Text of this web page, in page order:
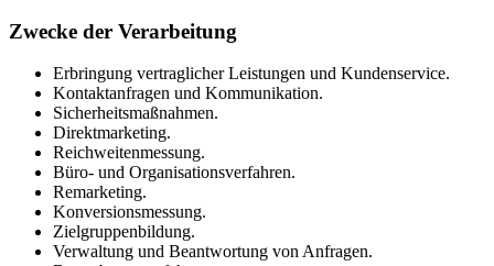
Zwecke der Verarbeitung
Erbringung vertraglicher Leistungen und Kundenservice.
Kontaktanfragen und Kommunikation.
Sicherheitsmaßnahmen.
Direktmarketing.
Reichweitenmessung.
Büro- und Organisationsverfahren.
Remarketing.
Konversionsmessung.
Zielgruppenbildung.
Verwaltung und Beantwortung von Anfragen.